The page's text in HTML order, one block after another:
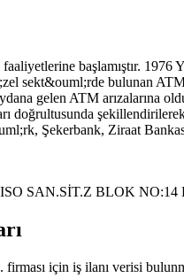
başlamıştır.
sekt&ouml;rde bulunan
gelen ATM arızalarına
doğrultusunda
Şekerbank, Ziraat
SAN.SİT.Z BLOK NO:14
firması için iş ilanı verisi